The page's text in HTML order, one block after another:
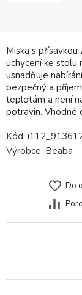
Miska s
uchycení ke stolu
usnadňuje
bezpečný a
teplotám a není
potravin. Vhodné
Kód:
Výrobce: Beaba
Do